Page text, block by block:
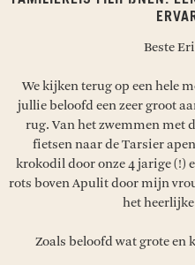
Beste
We kijken terug op een hele
jullie beloofd een zeer groot
rug. Van het zwemmen met
fietsen naar de Tarsier
krokodil door onze 4 jarige (!)
rots boven Apulit door mijn
het heerlijke
Zoals beloofd wat grote en